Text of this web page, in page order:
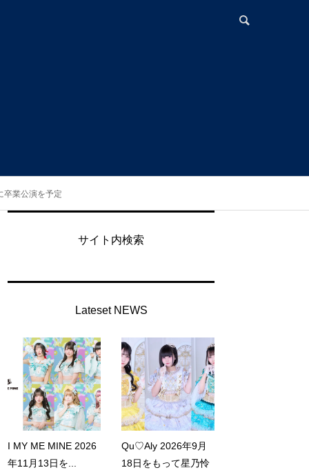
卒業公演を予定
サイト内検索
Lateset NEWS
I MY ME MINE 2026
年11月13日を...
Qu♡Aly 2026年9月
18日をもって星乃怜